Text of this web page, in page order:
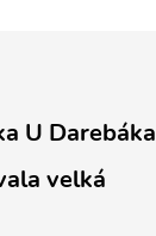
U Darebáka
velká